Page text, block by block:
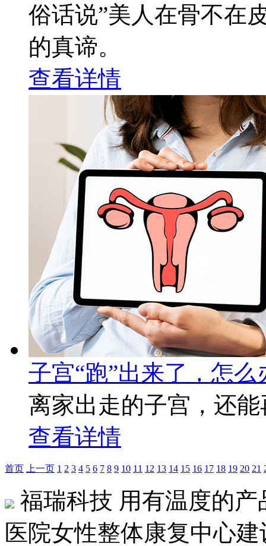
俗话说”美人在骨不在
的真谛。
查看详情
子宫“跑”出来了，怎么
离家出走的子宫，还能
查看详情
首页 上一页 1 2 3 4 5 6 7 8 9 10 11 12 13 14 15 16 17 18 19 20 21
福瑞科技 用有温度的
医院女性整体康复中心